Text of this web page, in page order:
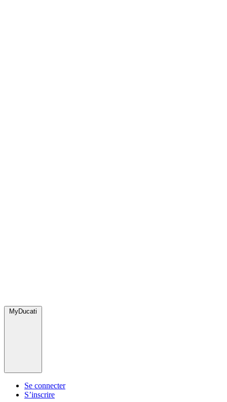
MyDucati
Se connecter
S’inscrire